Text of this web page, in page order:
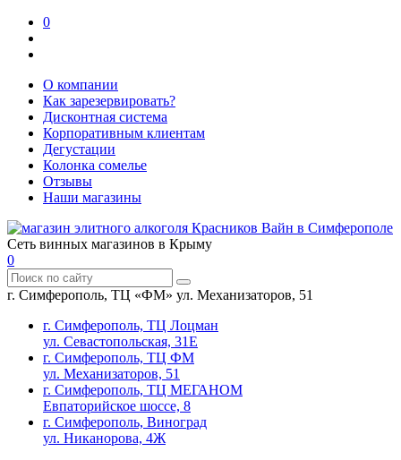
0
О компании
Как зарезервировать?
Дисконтная система
Корпоративным клиентам
Дегустации
Колонка сомелье
Отзывы
Наши магазины
Сеть винных магазинов в Крыму
0
г. Симферополь, ТЦ «ФМ» ул. Механизаторов, 51
г. Симферополь, ТЦ Лоцман
ул. Севастопольская, 31Е
г. Симферополь, ТЦ ФМ
ул. Механизаторов, 51
г. Симферополь, ТЦ МЕГАНОМ
Евпаторийское шоссе, 8
г. Симферополь, Виноград
ул. Никанорова, 4Ж